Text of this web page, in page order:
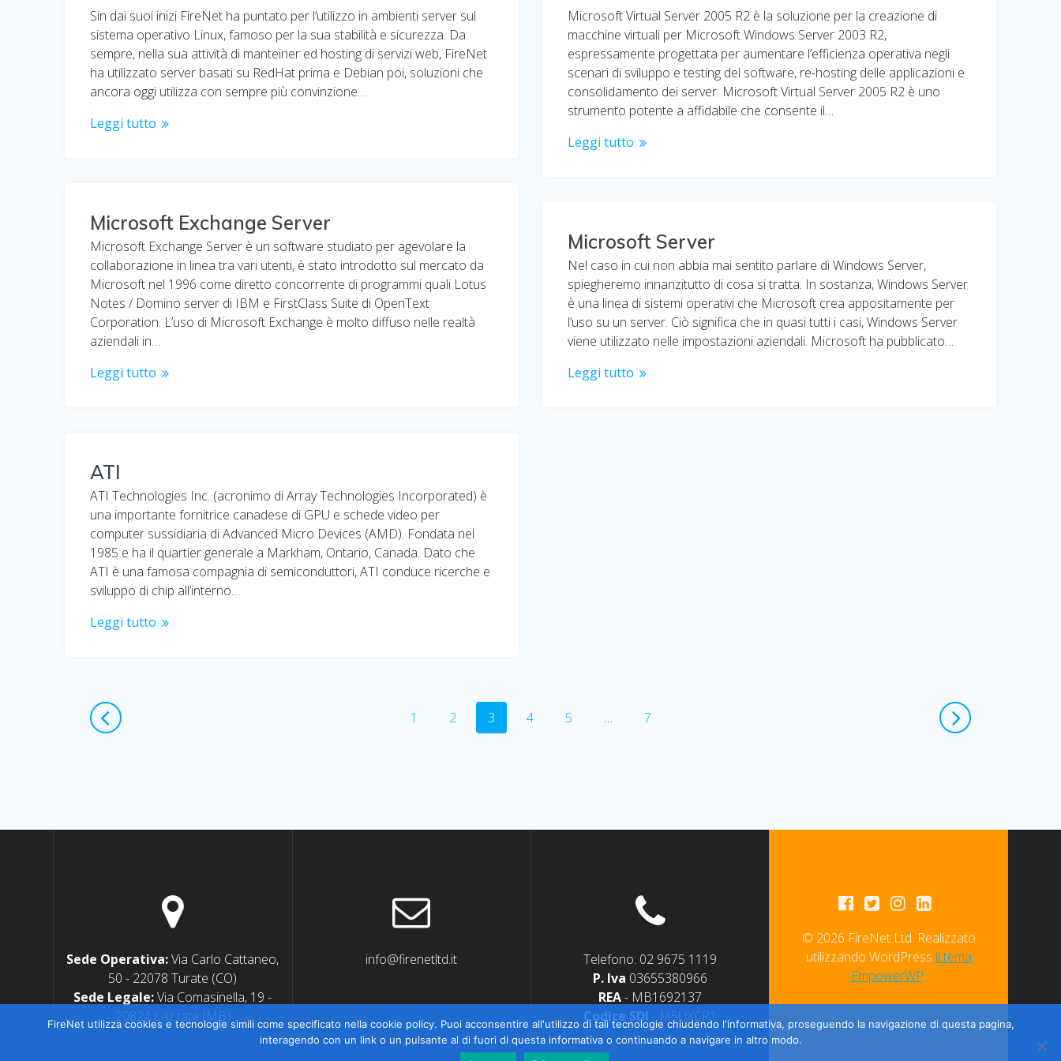
Sin dai suoi inizi FireNet ha puntato per l’utilizzo in ambienti server sul
sistema operativo Linux, famoso per la sua stabilità e sicurezza. Da
sempre, nella sua attività di manteiner ed hosting di servizi web, FireNet
ha utilizzato server basati su RedHat prima e Debian poi, soluzioni che
ancora oggi utilizza con sempre più convinzione…
Leggi tutto
Microsoft Virtual Server 2005 R2 è la soluzione per la creazione di
macchine virtuali per Microsoft Windows Server 2003 R2,
espressamente progettata per aumentare l’efficienza operativa negli
scenari di sviluppo e testing del software, re-hosting delle applicazioni e
consolidamento dei server. Microsoft Virtual Server 2005 R2 è uno
strumento potente a affidabile che consente il…
Leggi tutto
Microsoft Exchange Server
Microsoft Exchange Server è un software studiato per agevolare la
collaborazione in linea tra vari utenti, è stato introdotto sul mercato da
Microsoft nel 1996 come diretto concorrente di programmi quali Lotus
Notes / Domino server di IBM e FirstClass Suite di OpenText
Corporation. L’uso di Microsoft Exchange è molto diffuso nelle realtà
aziendali in…
Leggi tutto
Microsoft Server
Nel caso in cui non abbia mai sentito parlare di Windows Server,
spiegheremo innanzitutto di cosa si tratta. In sostanza, Windows Server
è una linea di sistemi operativi che Microsoft crea appositamente per
l’uso su un server. Ciò significa che in quasi tutti i casi, Windows Server
viene utilizzato nelle impostazioni aziendali. Microsoft ha pubblicato…
Leggi tutto
ATI
ATI Technologies Inc. (acronimo di Array Technologies Incorporated) è
una importante fornitrice canadese di GPU e schede video per
computer sussidiaria di Advanced Micro Devices (AMD). Fondata nel
1985 e ha il quartier generale a Markham, Ontario, Canada. Dato che
ATI è una famosa compagnia di semiconduttori, ATI conduce ricerche e
sviluppo di chip all’interno…
Leggi tutto
Navigazione
articoli
Pagina
1 Pagina
2 Pagina
3 Pagina
4 Pagina
5 … Pagina
7
Sede Operativa:Via Carlo Cattaneo,
50 - 22078 Turate (CO)
Sede Legale:Via Comasinella, 19 -
20824 Lazzate (MB)
info@firenetltd.it
Telefono: 02 9675 1119
P. Iva 03655380966
REA- MB1692137
Codice SDI - M5UXCR1
© 2026 FireNet Ltd. Realizzato
utilizzando WordPress il tema
EmpowerWP.
FireNet utilizza cookies e tecnologie simili come specificato nella cookie policy. Puoi acconsentire all'utilizzo di tali tecnologie chiudendo l'informativa, proseguendo la navigazione di questa pagina,
interagendo con un link o un pulsante al di fuori di questa informativa o continuando a navigare in altro modo.